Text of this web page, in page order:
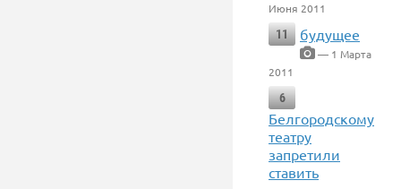
Июня 2011
11
будущее
— 1 Марта
2011
6
Белгородскому
театру
запретили
ставить